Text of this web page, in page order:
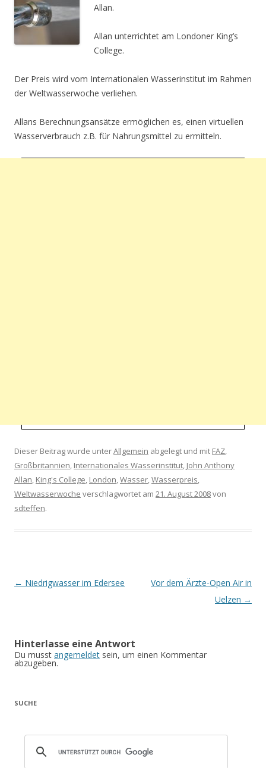
Allan.
Allan unterrichtet am Londoner King’s
College.
Der Preis wird vom Internationalen Wasserinstitut im Rahmen
der Weltwasserwoche verliehen.
Allans Berechnungsansätze ermöglichen es, einen virtuellen
Wasserverbrauch z.B. für Nahrungsmittel zu ermitteln.
Dieser Beitrag wurde unterAllgemein abgelegt und mit FAZ,
Großbritannien, Internationales Wasserinstitut, John Anthony
Allan, King's College, London,Wasser,Wasserpreis,
Weltwasserwoche verschlagwortet am 21. August 2008von
sdteffen.
Artikel-Navigation
← Niedrigwasser im Edersee
Vor dem Ärzte-Open Air in
Uelzen →
Hinterlasse eine Antwort
Du musst angemeldet sein, um einen Kommentar
abzugeben.
SUCHE